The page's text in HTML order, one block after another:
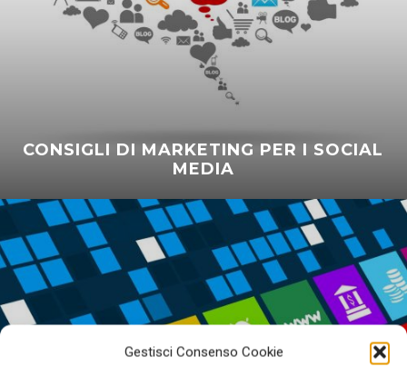
Gestisci Consenso Cookie
CONSIGLI DI MARKETING PER I SOCIAL
MEDIA